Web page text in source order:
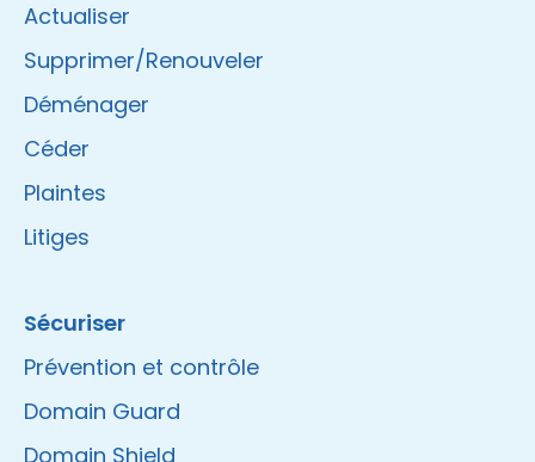
Actualiser
Supprimer/Renouveler
Déménager
Céder
Plaintes
Litiges
Sécuriser
Prévention et contrôle
Domain Guard
Domain Shield